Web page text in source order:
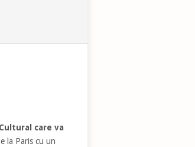
care va
la Paris cu un